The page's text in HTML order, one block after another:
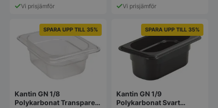
varianter.
De
olika
alternativen
kan
produktsidan
Vi prisjämför
De
olika
kan
Vi prisjämför
SPARA UPP TILL 35%
Kantin GN 1/8
Polykarbonat Transparent
SPARA UPP TILL 35%
Kantin GN 1/9
Polykarbonat Svart